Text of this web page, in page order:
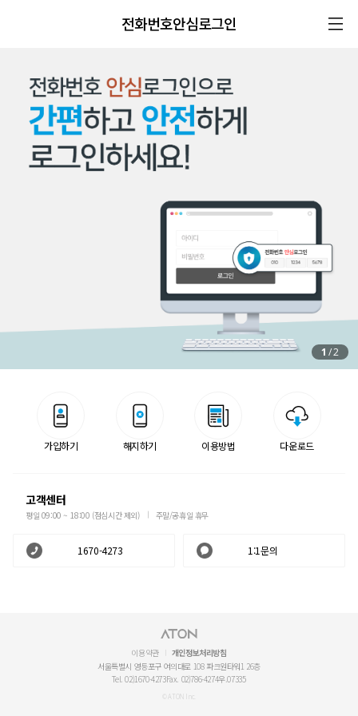
전화번호안심로그인
1 /2
가입하기 해지하기 이용방법 다운로드
고객센터
평일 09:00 ~ 18:00 (점심시간 제외) 주말/공휴일 휴무
1670-4273 1:1문의
이용약관
개인정보처리방침
서울특별시 영등포구 여의대로 108 파크원타워1 26층
Tel. 02)1670-4273Fax. 02)786-4274우.07335
© ATON Inc.